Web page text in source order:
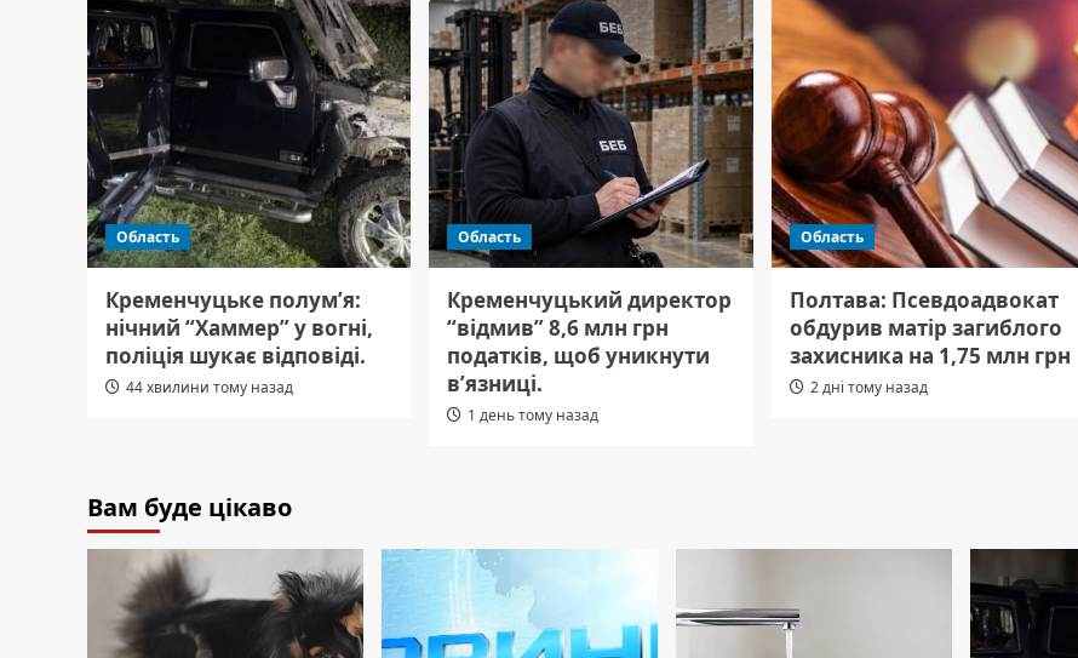
Область
Кременчуцьке полум’я:
нічний “Хаммер” у вогні,
поліція шукає відповіді.
44 хвилини тому назад
Область
Кременчуцький директор
“відмив” 8,6 млн грн
податків, щоб уникнути
в’язниці.
1 день тому назад
Область
Полтава: Псевдоадвокат
обдурив матір загиблого
захисника на 1,75 млн грн
2 дні тому назад
Вам буде цікаво